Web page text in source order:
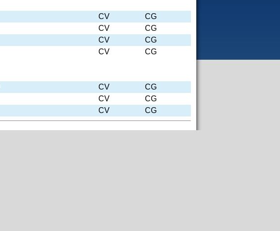
CV
CG
CV
CG
CV
CG
CV CG
CV
CG
CV
CG
CV CG